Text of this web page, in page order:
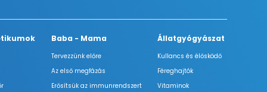
Baba - Mama
Tervezzünk előre
Az első megfázás
Erősítsük az immunrendszert
Állatgyógyászat
Kullancs és élősködő
Féreghajtók
Vitaminok